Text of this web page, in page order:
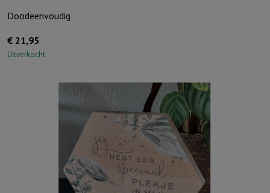
Doodeenvoudig
€ 21,95
Uitverkocht